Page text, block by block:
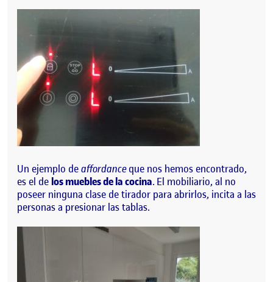
Un ejemplo deaffordanceque nos hemos encontrado,
es el de los muebles de la cocina. El mobiliario, al no
poseer ninguna clase de tirador para abrirlos, incita a las
personas a presionar las tablas.